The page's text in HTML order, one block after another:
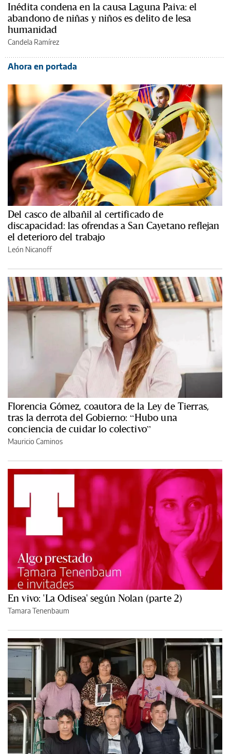
Inédita condena en la causa Laguna Paiva: el
abandono de niñas y niños es delito de lesa
humanidad
Candela Ramírez
Ahora en portada
Del casco de albañil al certificado de
discapacidad: las ofrendas a San Cayetano reflejan
el deterioro del trabajo
León Nicanoff
Florencia Gómez, coautora de la Ley de Tierras,
tras la derrota del Gobierno: “Hubo una
conciencia de cuidar lo colectivo”
Mauricio Caminos
En vivo: 'La Odisea' según Nolan (parte 2)
Tamara Tenenbaum